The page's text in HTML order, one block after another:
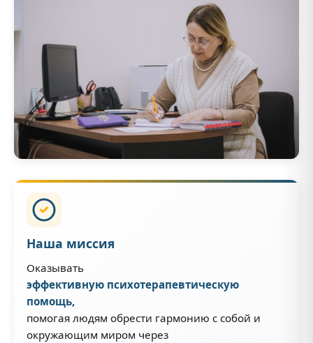
Наша миссия
Оказывать
эффективную психотерапевтическую
помощь,
помогая людям обрести гармонию с собой и
окружающим миром через